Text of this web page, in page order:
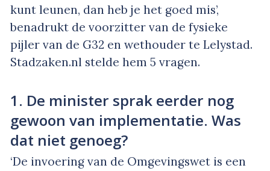
kunt leunen, dan heb je het goed mis’,
benadrukt de voorzitter van de fysieke
pijler van de G32 en wethouder te Lelystad.
Stadzaken.nl stelde hem 5 vragen.
1. De minister sprak eerder nog
gewoon van implementatie. Was
dat niet genoeg?
‘De invoering van de Omgevingswet is een